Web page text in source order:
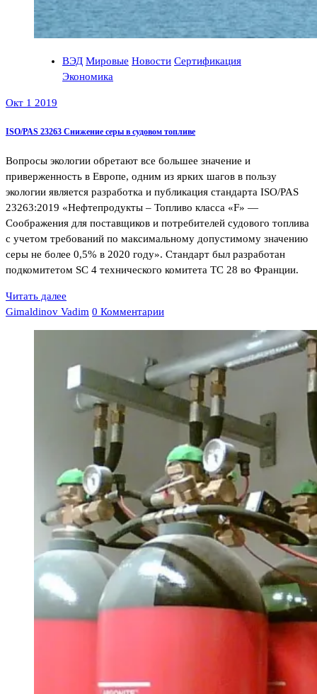
ВЭД Мировые Новости Сертификация
Экономика
Окт 1 2019
ISO/PAS 23263 Снижение серы в судовом топливе
Вопросы экологии обретают все большее значение и
приверженность в Европе, одним из ярких шагов в пользу
экологии является разработка и публикация стандарта ISO/PAS
23263:2019 «Нефтепродукты – Топливо класса «F» —
Соображения для поставщиков и потребителей судового топлива
с учетом требований по максимальному допустимому значению
серы не более 0,5% в 2020 году». Стандарт был разработан
подкомитетом SC 4 технического комитета TC 28 во Франции.
Читать далее
Gimaldinov Vadim 0 Комментарии